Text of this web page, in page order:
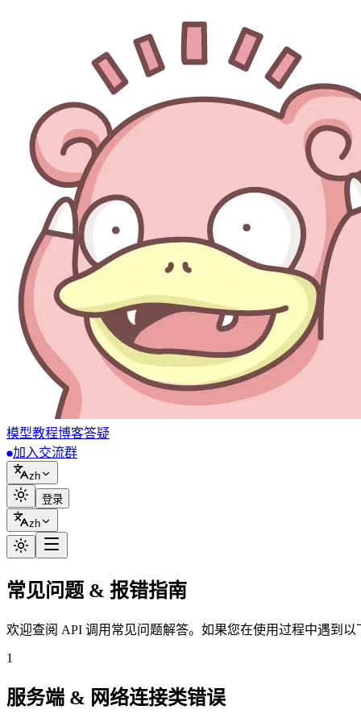
模型教程博客答疑
加入交流群
zh
登录
zh
常见问题 & 报错指南
欢迎查阅 API 调用常见问题解答。如果您在使用过程中遇到
1
服务端 & 网络连接类错误